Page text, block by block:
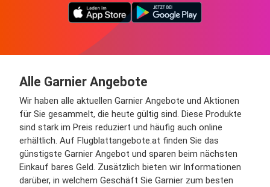
Alle Garnier Angebote
Wir haben alle aktuellen Garnier Angebote und Aktionen
für Sie gesammelt, die heute gültig sind. Diese Produkte
sind stark im Preis reduziert und häufig auch online
erhältlich. Auf Flugblattangebote.at finden Sie das
günstigste Garnier Angebot und sparen beim nächsten
Einkauf bares Geld. Zusätzlich bieten wir Informationen
darüber, in welchem Geschäft Sie Garnier zum besten